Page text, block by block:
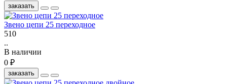
заказать
Звено цепи 25 переходное
510
..
В наличии
0 ₽
заказать